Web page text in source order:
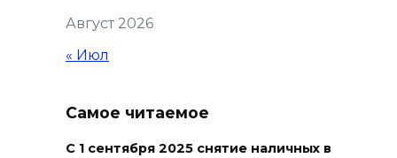
кирпичей
Август 2026
« Июл
Самое читаемое
С 1 сентября 2025 снятие наличных в